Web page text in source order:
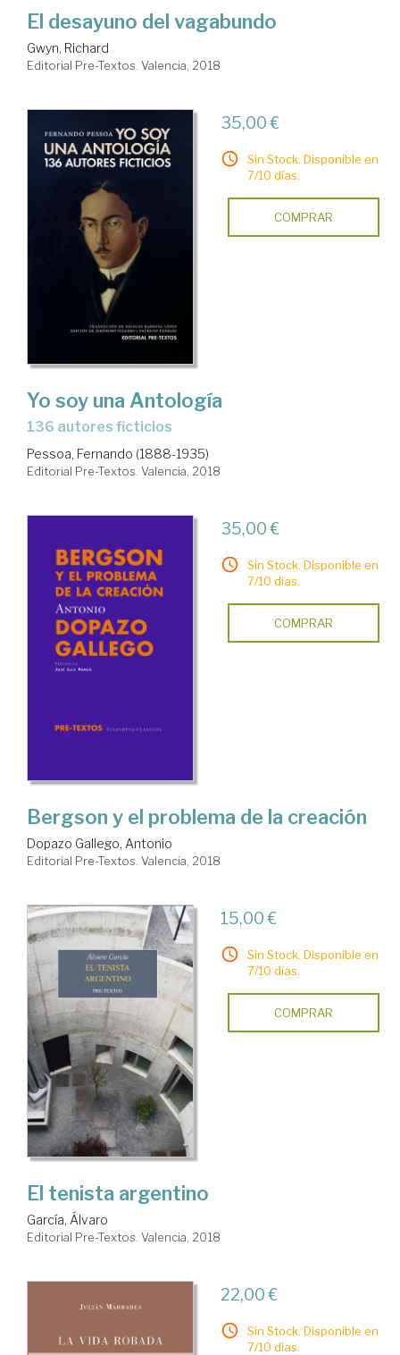
El desayuno del vagabundo
Gwyn, Richard
Editorial Pre-Textos. Valencia, 2018
35,00 €
Sin Stock. Disponible en
7/10 días.
COMPRAR
Yo soy una Antología
136 autores ficticios
Pessoa, Fernando (1888-1935)
Editorial Pre-Textos. Valencia, 2018
35,00 €
Sin Stock. Disponible en
7/10 días.
COMPRAR
Bergson y el problema de la creación
Dopazo Gallego, Antonio
Editorial Pre-Textos. Valencia, 2018
15,00 €
Sin Stock. Disponible en
7/10 días.
COMPRAR
El tenista argentino
García, Álvaro
Editorial Pre-Textos. Valencia, 2018
22,00 €
Sin Stock. Disponible en
7/10 días.